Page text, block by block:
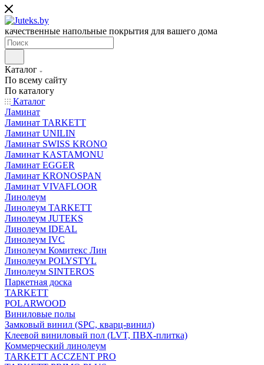
качественные напольные покрытия для вашего дома
Каталог
По всему сайту
По каталогу
Каталог
Ламинат
Ламинат TARKETT
Ламинат UNILIN
Ламинат SWISS KRONO
Ламинат KASTAMONU
Ламинат EGGER
Ламинат KRONOSPAN
Ламинат VIVAFLOOR
Линолеум
Линолеум TARKETT
Линолеум JUTEKS
Линолеум IDEAL
Линолеум IVC
Линолеум Комитекс Лин
Линолеум POLYSTYL
Линолеум SINTEROS
Паркетная доска
TARKETT
POLARWOOD
Виниловые полы
Замковый винил (SPC, кварц-винил)
Клеевой виниловый пол (LVT, ПВХ-плитка)
Коммерческий линолеум
TARKETT ACCZENT PRO